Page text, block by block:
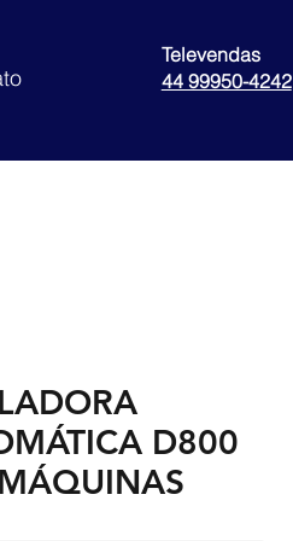
Televendas
44 99950-4242
D800